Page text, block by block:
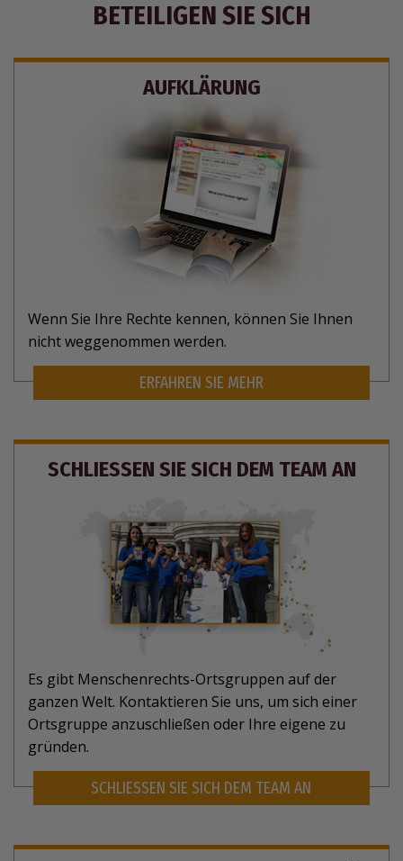
BETEILIGEN SIE SICH
AUFKLÄRUNG
Wenn Sie Ihre Rechte kennen, können Sie Ihnen
nicht weggenommen werden.
ERFAHREN SIE MEHR
SCHLIESSEN SIE SICH DEM TEAM AN
Es gibt Menschenrechts-Ortsgruppen auf der
ganzen Welt. Kontaktieren Sie uns, um sich einer
Ortsgruppe anzuschließen oder Ihre eigene zu
gründen.
SCHLIESSEN SIE SICH DEM TEAM AN